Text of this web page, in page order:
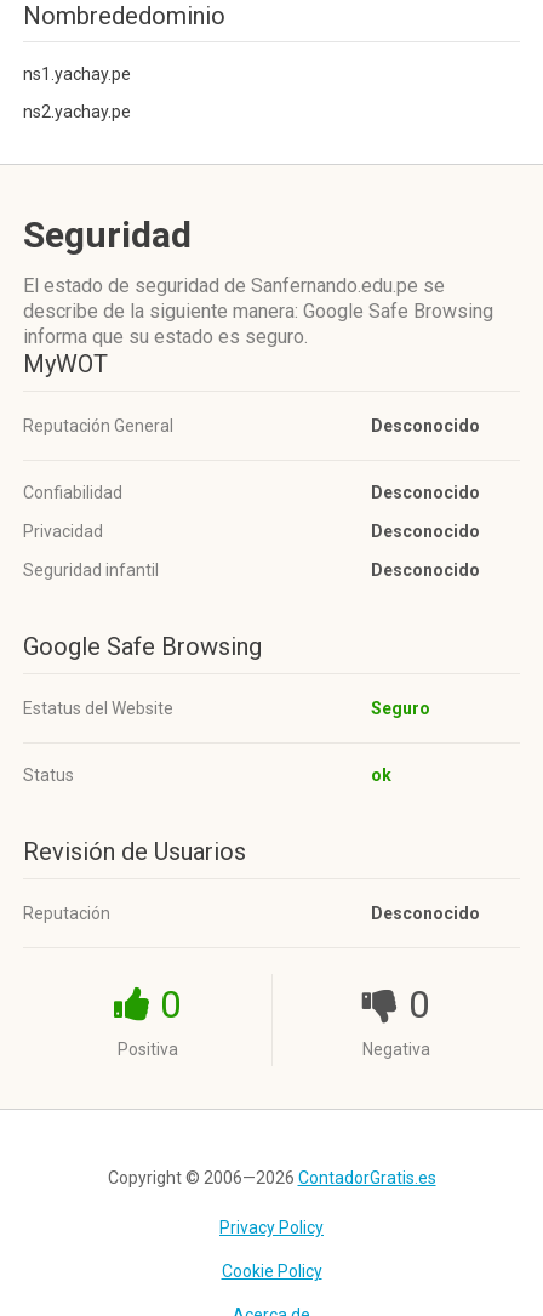
Nombrededominio
ns1.yachay.pe
ns2.yachay.pe
Seguridad
El estado de seguridad de Sanfernando.edu.pe se
describe de la siguiente manera: Google Safe Browsing
informa que su estado es seguro.
MyWOT
Reputación General Desconocido
Confiabilidad
Desconocido
Privacidad
Desconocido
Seguridad infantil
Desconocido
Google Safe Browsing
Estatus del Website Seguro
Status ok
Revisión de Usuarios
Reputación Desconocido
0
Positiva
0
Negativa
Copyright © 2006—2026 ContadorGratis.es
Privacy Policy
Cookie Policy